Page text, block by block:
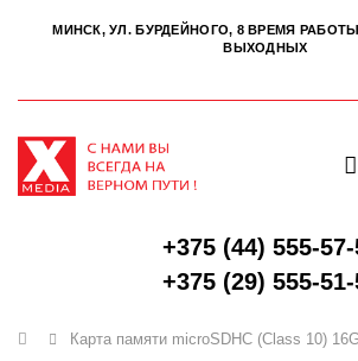
МИНСК, УЛ. БУРДЕЙНОГО, 8 ВРЕМЯ РАБОТЫ:
ВЫХОДНЫХ
+375 (44) 555-
+375 (29) 555-
Главная
Карта памяти microSDHC (Class 10)